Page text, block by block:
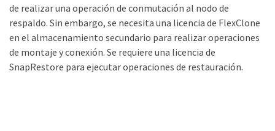
de realizar una operación de conmutación al nodo de
respaldo. Sin embargo, se necesita una licencia de FlexClone
en el almacenamiento secundario para realizar operaciones
de montaje y conexión. Se requiere una licencia de
SnapRestore para ejecutar operaciones de restauración.